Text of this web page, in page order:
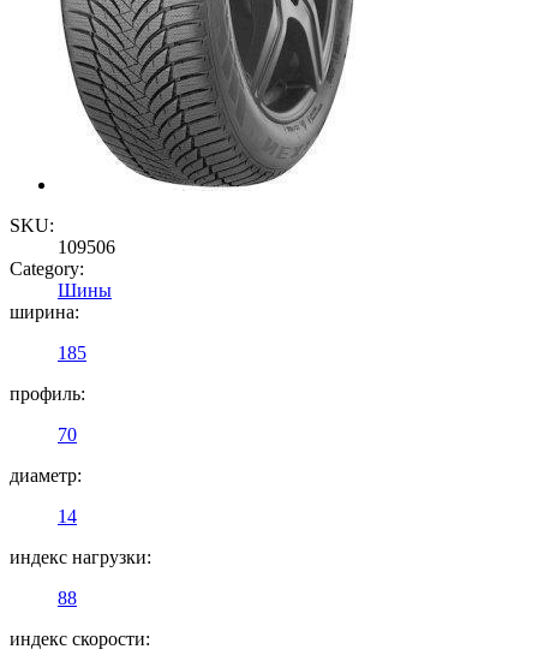
SKU:
109506
Category:
Шины
ширина:
185
профиль:
70
диаметр:
14
индекс нагрузки:
88
индекс скорости: